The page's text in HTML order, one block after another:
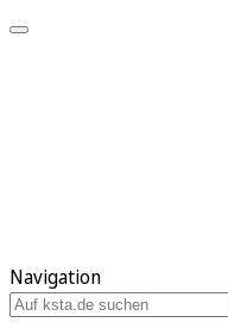
Navigation